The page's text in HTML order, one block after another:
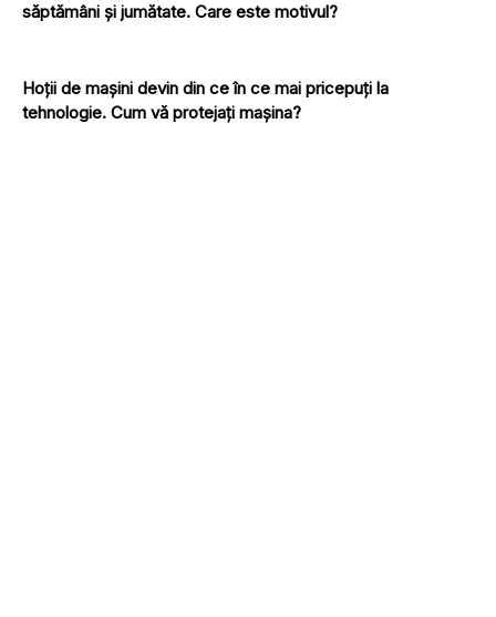
săptămâni și jumătate. Care este motivul?
Hoții de mașini devin din ce în ce mai pricepuți la
tehnologie. Cum vă protejați mașina?